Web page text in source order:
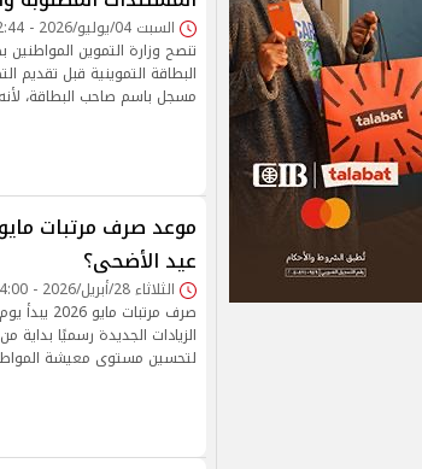
السبت 04/يوليو/2026 - 12:44 م
تنصح وزارة التموين
البطاقة التموينية قبل تقديم
مسجل باسم صاحب البطاقة،
عيد الأضحى؟
الثلاثاء 28/أبريل/2026 - 04:00 م
الزيادات الجديدة رسميًا
لتحسين مستوى معيشة